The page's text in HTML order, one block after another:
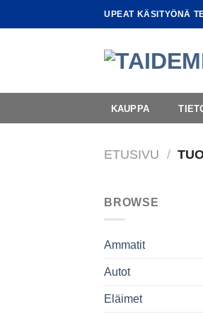
to
UPEAT KÄSITYÖNÄ
KAUPPA
ETUSIVU /
BROWSE
Ammatit
Autot
Eläimet